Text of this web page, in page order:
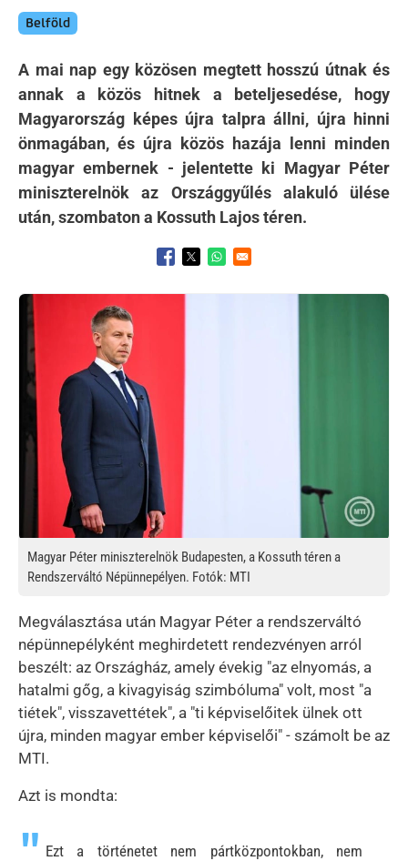
Belföld
A mai nap egy közösen megtett hosszú útnak és
annak a közös hitnek a beteljesedése, hogy
Magyarország képes újra talpra állni, újra hinni
önmagában, és újra közös hazája lenni minden
magyar embernek - jelentette ki Magyar Péter
miniszterelnök az Országgyűlés alakuló ülése
után, szombaton a Kossuth Lajos téren.
Opens in a new window
Opens in a new window
Opens in a new window
Kép
Magyar Péter miniszterelnök Budapesten, a Kossuth téren a
Rendszerváltó Népünnepélyen. Fotók: MTI
Megválasztása után Magyar Péter a rendszerváltó
népünnepélyként meghirdetett rendezvényen arról
beszélt: az Országház, amely évekig "az elnyomás, a
hatalmi gőg, a kivagyiság szimbóluma" volt, most "a
tiétek", visszavettétek", a "ti képviselőitek ülnek ott
újra, minden magyar ember képviselői" - számolt be az
MTI.
Azt is mondta:
Ezt a történetet nem pártközpontokban, nem